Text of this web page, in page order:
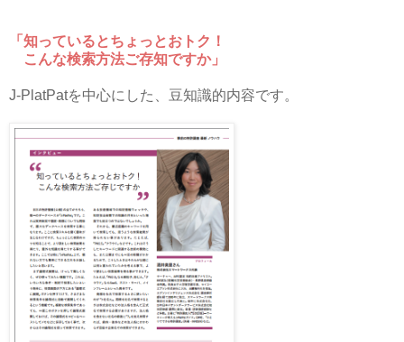
「知っているとちょっとおトク！
こんな検索方法ご存知ですか」
J-PlatPatを中心にした、豆知識的内容です。